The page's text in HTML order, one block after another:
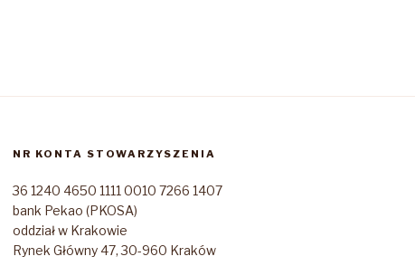
NR KONTA STOWARZYSZENIA
36 1240 4650 1111 0010 7266 1407
bank Pekao (PKOSA)
oddział w Krakowie
Rynek Główny 47, 30-960 Kraków